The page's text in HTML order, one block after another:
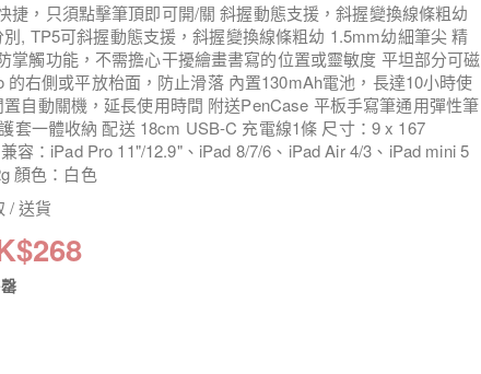
捷，只須點擊筆頂即可開/關 斜握動態支援，斜握變換線條粗幼
, TP5可斜握動態支援，斜握變換線條粗幼 1.5mm幼細筆尖 精
掌觸功能，不需擔心干擾繪畫書寫的位置或靈敏度 平坦部分可磁
的右側或平放枱面，防止滑落 內置130mAh電池，長達10小時使
自動關機，延長使用時間 附送PenCase 平板手寫筆通用彈性筆
套一體收納 配送 18cm USB-C 充電線1條 尺寸：9 x 167
容：iPad Pro 11"/12.9"、iPad 8/7/6、iPad Air 4/3、iPad mini 5
顏色：白色
/ 送貨
268